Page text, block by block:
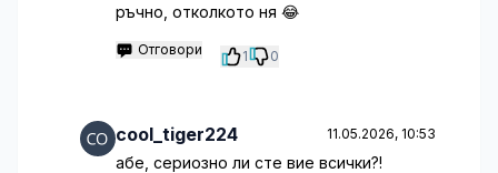
ръчно, отколкото ня 😂
Отговори 1 0
cool_tiger224 11.05.2026, 10:53
абе, сериозно ли сте вие всички?!